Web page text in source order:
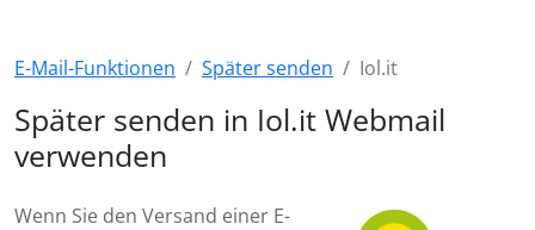
E-Mail-Funktionen Später senden Iol.it
Später senden in Iol.it Webmail
verwenden
Wenn Sie den Versand einer E-